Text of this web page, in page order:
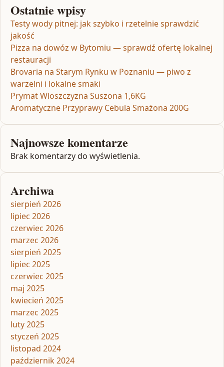
Ostatnie wpisy
Testy wody pitnej: jak szybko i rzetelnie sprawdzić
jakość
Pizza na dowóz w Bytomiu — sprawdź ofertę lokalnej
restauracji
Brovaria na Starym Rynku w Poznaniu — piwo z
warzelni i lokalne smaki
Prymat Wloszczyzna Suszona 1,6KG
Aromatyczne Przyprawy Cebula Smażona 200G
Najnowsze komentarze
Brak komentarzy do wyświetlenia.
Archiwa
sierpień 2026
lipiec 2026
czerwiec 2026
marzec 2026
sierpień 2025
lipiec 2025
czerwiec 2025
maj 2025
kwiecień 2025
marzec 2025
luty 2025
styczeń 2025
listopad 2024
październik 2024